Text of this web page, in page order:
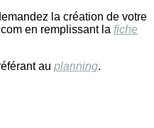
la création de votre
en remplissant la fiche
au planning.